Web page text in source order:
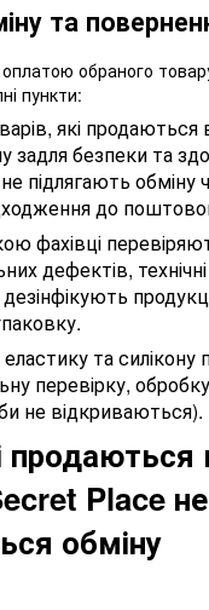
та
обраного
пункти:
які продаються
задля безпеки та
підлягають
до
фахівці
дефектів, технічні
еластику та силікону
перевірку,
не відкриваються).
продаються
Place не
обміну